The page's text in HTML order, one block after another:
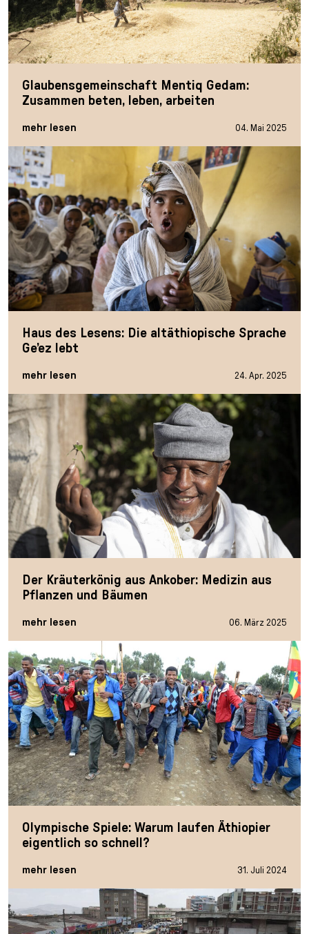
Glaubensgemeinschaft Mentiq Gedam:
Zusammen beten, leben, arbeiten
mehr lesen 04. Mai 2025
Haus des Lesens: Die altäthiopische Sprache
Ge’ez lebt
mehr lesen 24. Apr. 2025
Der Kräuterkönig aus Ankober: Medizin aus
Pflanzen und Bäumen
mehr lesen 06. März 2025
Olympische Spiele: Warum laufen Äthiopier
eigentlich so schnell?
mehr lesen 31. Juli 2024